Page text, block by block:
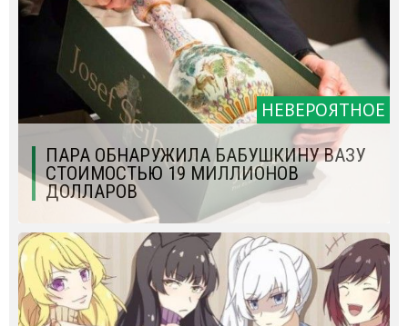
НЕВЕРОЯТНОЕ
ПАРА ОБНАРУЖИЛА БАБУШКИНУ ВАЗУ
СТОИМОСТЬЮ 19 МИЛЛИОНОВ
ДОЛЛАРОВ